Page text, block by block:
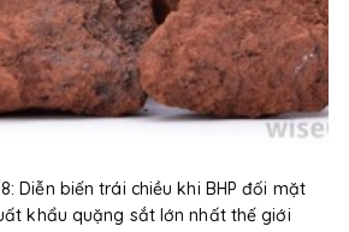
Diễn biến trái chiều khi BHP đối mặt
khẩu quặng sắt lớn nhất thế giới